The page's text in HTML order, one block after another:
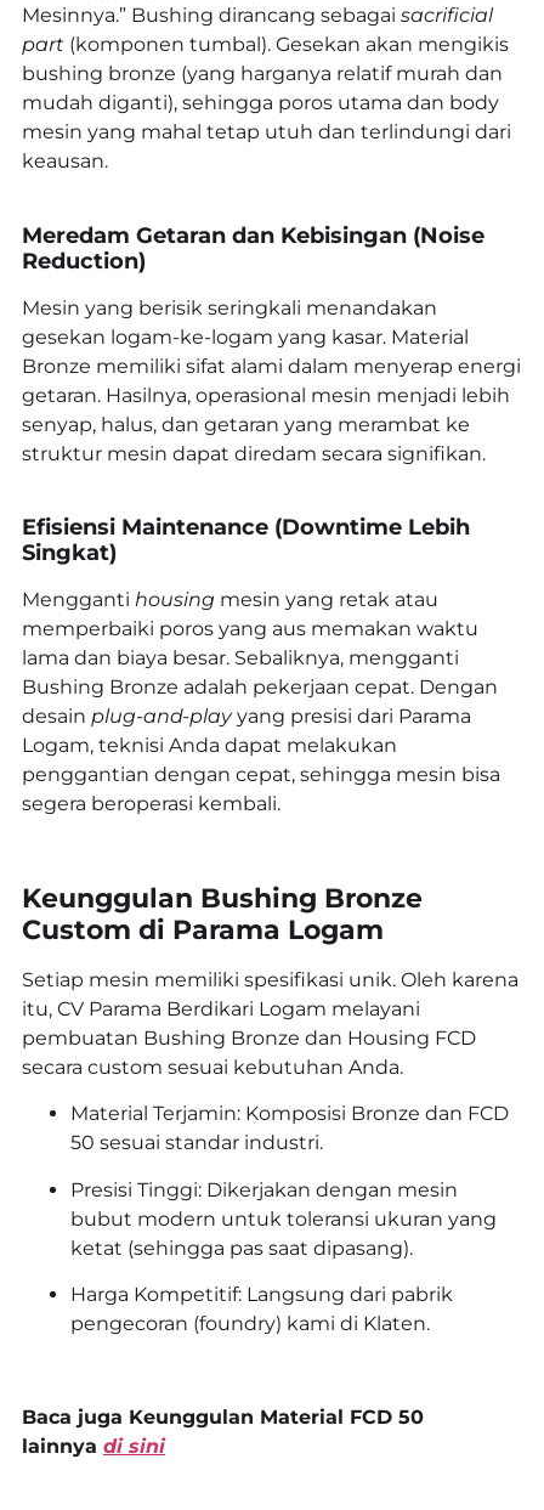
Mesinnya.” Bushing dirancang sebagai sacrificial
part (komponen tumbal). Gesekan akan mengikis
bushing bronze (yang harganya relatif murah dan
mudah diganti), sehingga poros utama dan body
mesin yang mahal tetap utuh dan terlindungi dari
keausan.
Meredam Getaran dan Kebisingan (Noise
Reduction)
Mesin yang berisik seringkali menandakan
gesekan logam-ke-logam yang kasar. Material
Bronze memiliki sifat alami dalam menyerap energi
getaran. Hasilnya, operasional mesin menjadi lebih
senyap, halus, dan getaran yang merambat ke
struktur mesin dapat diredam secara signifikan.
Efisiensi Maintenance (Downtime Lebih
Singkat)
Mengganti housing mesin yang retak atau
memperbaiki poros yang aus memakan waktu
lama dan biaya besar. Sebaliknya, mengganti
Bushing Bronze adalah pekerjaan cepat. Dengan
desain plug-and-playyang presisi dari Parama
Logam, teknisi Anda dapat melakukan
penggantian dengan cepat, sehingga mesin bisa
segera beroperasi kembali.
Keunggulan Bushing Bronze
Custom di Parama Logam
Setiap mesin memiliki spesifikasi unik. Oleh karena
itu, CV Parama Berdikari Logam melayani
pembuatan Bushing Bronze dan Housing FCD
secara custom sesuai kebutuhan Anda.
Material Terjamin: Komposisi Bronze dan FCD
50 sesuai standar industri.
Presisi Tinggi: Dikerjakan dengan mesin
bubut modern untuk toleransi ukuran yang
ketat (sehingga pas saat dipasang).
Harga Kompetitif: Langsung dari pabrik
pengecoran (foundry) kami di Klaten.
Baca juga Keunggulan Material FCD 50
lainnya di sini